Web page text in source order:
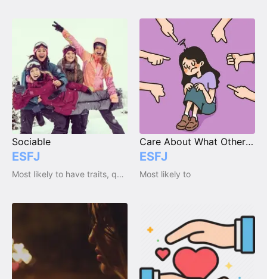
Sociable
ESFJ
Most likely to have traits, qualities and emotions
Care About What Other People Think
ESFJ
Most likely to